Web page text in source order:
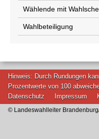
Wählende mit
Wahlbeteiligung
Hinweis: Durch Rundungen
Prozentwerte von 100
Datenschutz
Impressum
© Landeswahlleiter